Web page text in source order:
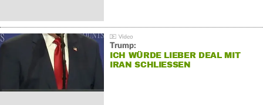
Trump:
ICH WÜRDE LIEBER DEAL MIT
IRAN SCHLIESSEN